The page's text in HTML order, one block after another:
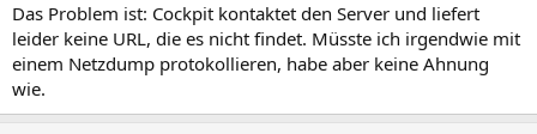
Das Problem ist: Cockpit kontaktet den Server und liefert
leider keine URL, die es nicht findet. Müsste ich irgendwie mit
einem Netzdump protokollieren, habe aber keine Ahnung
wie.